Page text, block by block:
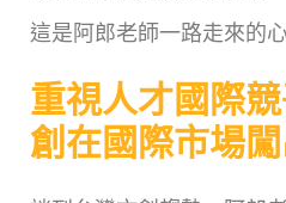
這是阿郎老師一路走來的
重視人才國際
創在國際市場